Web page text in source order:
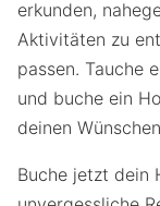
erkunden,
Aktivitäten zu
passen. Tauche
und buche ein
deinen
Buche jetzt dein